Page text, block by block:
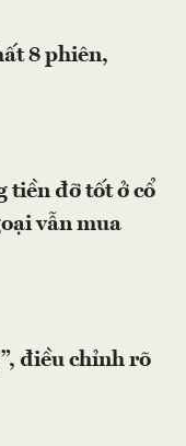
8 phiên,
tiền đỡ tốt ở cổ
vẫn mua
điều chỉnh rõ